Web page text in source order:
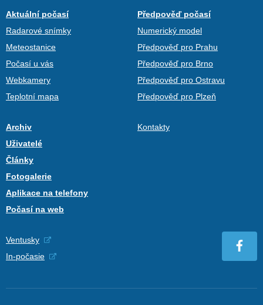
Aktuální počasí
Radarové snímky
Meteostanice
Počasí u vás
Webkamery
Teplotní mapa
Předpověď počasí
Numerický model
Předpověď pro Prahu
Předpověď pro Brno
Předpověď pro Ostravu
Předpověď pro Plzeň
Archiv
Uživatelé
Články
Fotogalerie
Aplikace na telefony
Počasí na web
Kontakty
Ventusky
In-počasie